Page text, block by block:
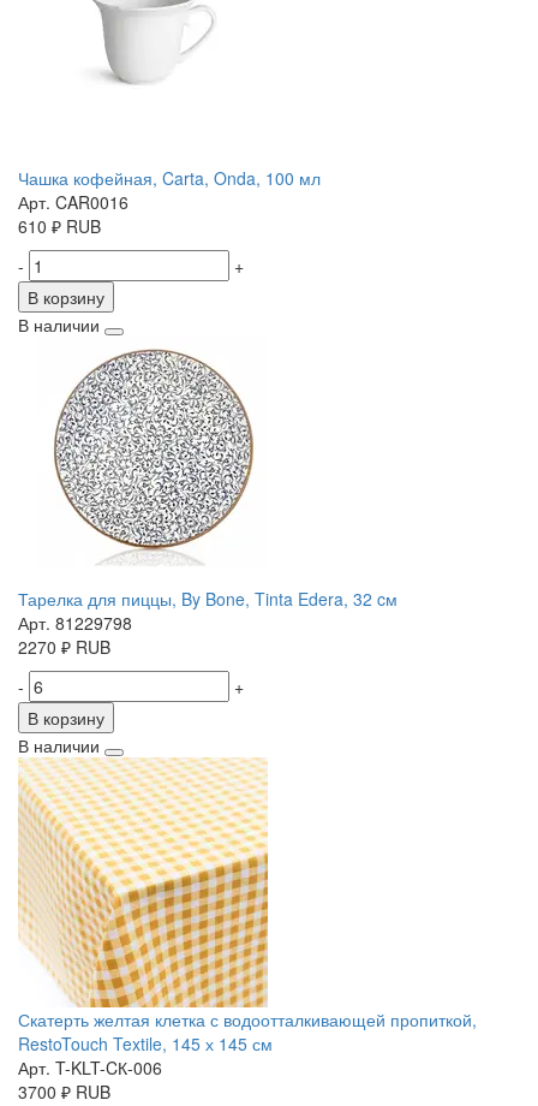
Чашка кофейная, Carta, Onda, 100 мл
Арт. CAR0016
610 ₽ RUB
-
+
В корзину
В наличии
Тарелка для пиццы, By Bone, Tinta Edera, 32 cм
Арт. 81229798
2270 ₽ RUB
-
+
В корзину
В наличии
Скатерть желтая клетка с водоотталкивающей пропиткой,
RestoTouch Textile, 145 х 145 см
Арт. T-KLT-CК-006
3700 ₽ RUB